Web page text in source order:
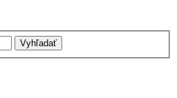
Vyhľadať